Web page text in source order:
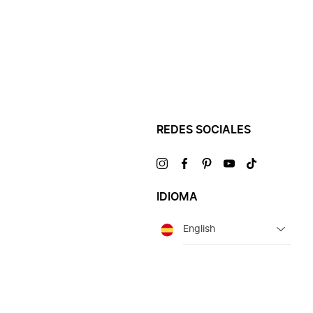
REDES SOCIALES
VisítanosVisítanosVisítanosVisítanosVisítanos
IDIOMA
Idioma